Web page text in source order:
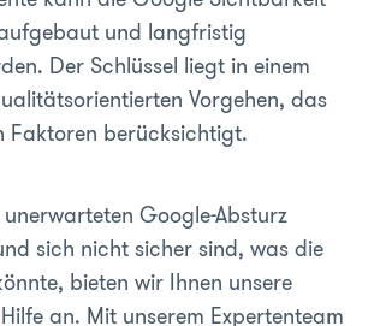
und langfristig
Der Schlüssel liegt in einem
Vorgehen, das
Faktoren berücksichtigt.
unerwarteten Google-Absturz
sich nicht sicher sind, was die
bieten wir Ihnen unsere
an. Mit unserem Expertenteam